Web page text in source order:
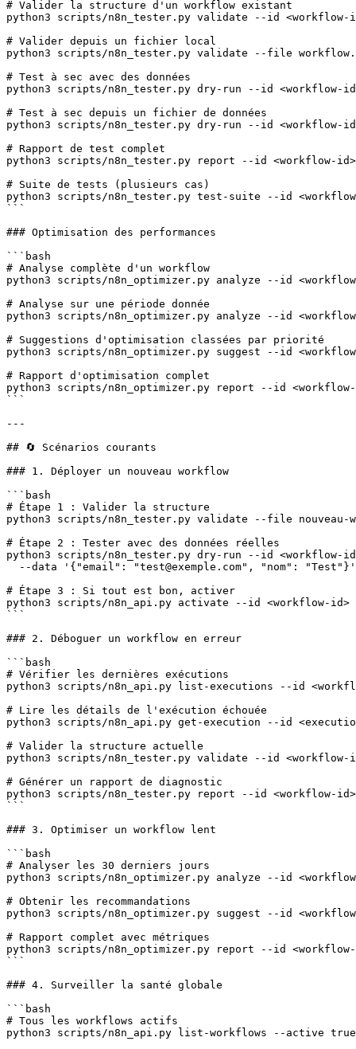
# Valider la structure d'un workflow existant
python3 scripts/n8n_tester.py validate --id <workflow-
# Valider depuis un fichier local
python3 scripts/n8n_tester.py validate --file
# Test à sec avec des données
python3 scripts/n8n_tester.py dry-run --id <workflow-
# Test à sec depuis un fichier de données
python3 scripts/n8n_tester.py dry-run --id
# Rapport de test complet
python3 scripts/n8n_tester.py report --id <workflow-id>
# Suite de tests (plusieurs cas)
python3 scripts/n8n_tester.py test-suite --id
```
### Optimisation des performances
```bash
# Analyse complète d'un workflow
python3 scripts/n8n_optimizer.py analyze --id
# Analyse sur une période donnée
python3 scripts/n8n_optimizer.py analyze --id
# Suggestions d'optimisation classées par priorité
python3 scripts/n8n_optimizer.py suggest --id
# Rapport d'optimisation complet
python3 scripts/n8n_optimizer.py report --id
```
---
## 🔄 Scénarios courants
### 1. Déployer un nouveau workflow
```bash
# Étape 1 : Valider la structure
python3 scripts/n8n_tester.py validate --file
# Étape 2 : Tester avec des données réelles
python3 scripts/n8n_tester.py dry-run --id <workflow-
  --data '{"email": "test@exemple.com", "nom": "Test"}'
# Étape 3 : Si tout est bon, activer
python3 scripts/n8n_api.py activate --id <workflow-id>
```
### 2. Déboguer un workflow en erreur
```bash
# Vérifier les dernières exécutions
python3 scripts/n8n_api.py list-executions --id
# Lire les détails de l'exécution échouée
python3 scripts/n8n_api.py get-execution --id
# Valider la structure actuelle
python3 scripts/n8n_tester.py validate --id <workflow-
# Générer un rapport de diagnostic
python3 scripts/n8n_tester.py report --id <workflow-id>
```
### 3. Optimiser un workflow lent
```bash
# Analyser les 30 derniers jours
python3 scripts/n8n_optimizer.py analyze --id
# Obtenir les recommandations
python3 scripts/n8n_optimizer.py suggest --id
# Rapport complet avec métriques
python3 scripts/n8n_optimizer.py report --id
```
### 4. Surveiller la santé globale
```bash
# Tous les workflows actifs
python3 scripts/n8n_api.py list-workflows --active